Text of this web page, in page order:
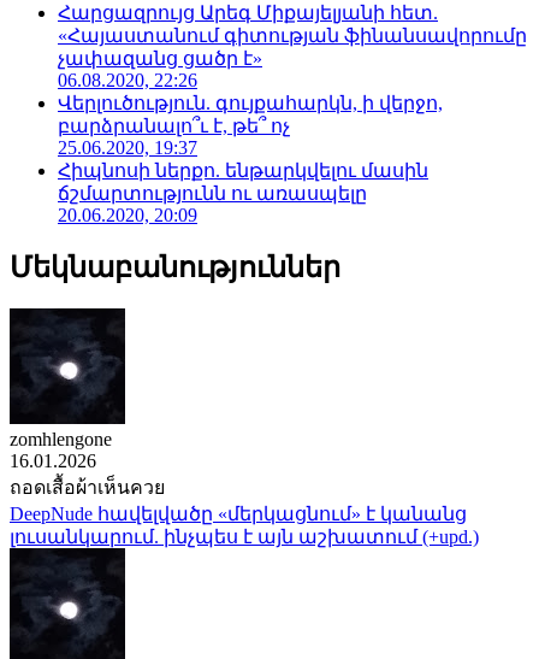
Հարցազրույց Արեգ Միքայելյանի հետ.
«Հայաստանում գիտության ֆինանսավորումը
չափազանց ցածր է»
06.08.2020, 22:26
Վերլուծություն. գույքահարկն, ի վերջո,
բարձրանալո՞ւ է, թե՞ ոչ
25.06.2020, 19:37
Հիպնոսի ներքո. ենթարկվելու մասին
ճշմարտությունն ու առասպելը
20.06.2020, 20:09
Մեկնաբանություններ
zomhlengone
16.01.2026
ถอดเสื้อผ้าเห็นควย
DeepNude հավելվածը «մերկացնում» է կանանց
լուսանկարում. ինչպես է այն աշխատում (+upd.)